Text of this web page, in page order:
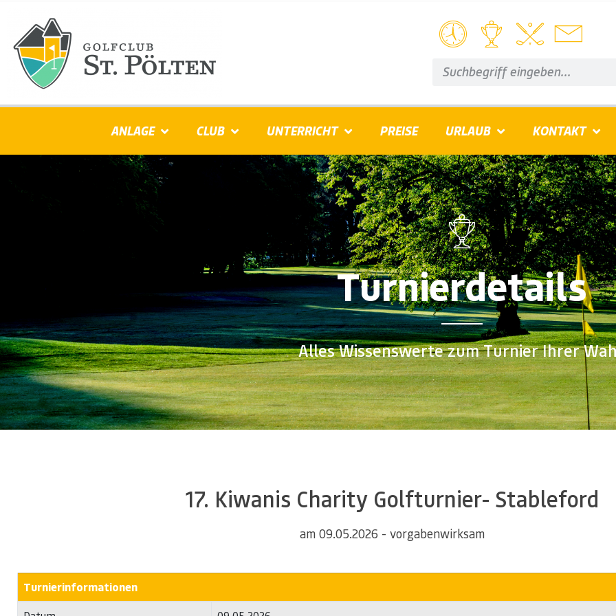
ANLAGE CLUB UNTERRICHT PREISE URLAUB KONTAKT
Turnierdetails
Alles Wissenswerte zum Turnier Ihrer
17. Kiwanis Charity Golfturnier- Stableford
am 09.05.2026 - vorgabenwirksam
Turnierinformationen